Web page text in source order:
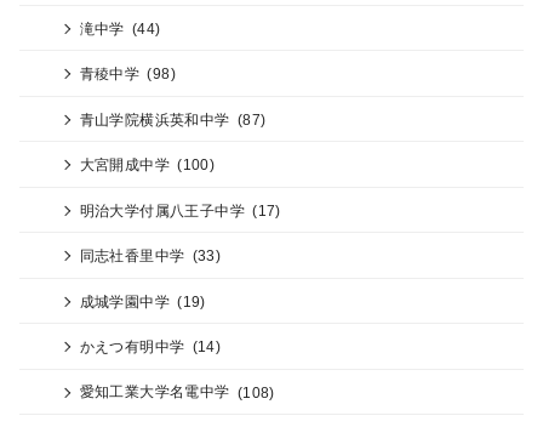
滝中学 (44)
青稜中学 (98)
青山学院横浜英和中学 (87)
大宮開成中学 (100)
明治大学付属八王子中学 (17)
同志社香里中学 (33)
成城学園中学 (19)
かえつ有明中学 (14)
愛知工業大学名電中学 (108)